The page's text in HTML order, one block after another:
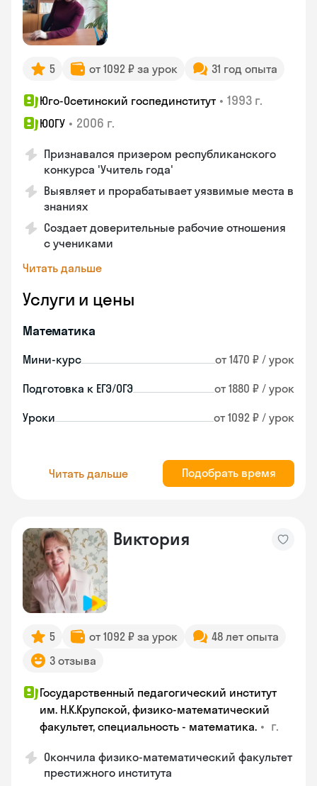
5 от 1092 ₽ за урок 31 год опыта
Юго-Осетинский госпединститут • 1993 г.
ЮОГУ • 2006 г.
Признавался призером республиканского
конкурса 'Учитель года'
Выявляет и прорабатывает уязвимые места в
знаниях
Создает доверительные рабочие отношения
с учениками
Читать дальше
Услуги и цены
Математика
Мини-курс от 1470 ₽ / урок
Подготовка к ЕГЭ/ОГЭ от 1880 ₽ / урок
Уроки от 1092 ₽ / урок
Читать дальше Подобрать время
Виктория
5 от 1092 ₽ за урок
48 лет опыта
3 отзыва
Государственный педагогический институт
им. Н.К.Крупской, физико-математический
факультет, специальность - математика. • г.
Окончила физико-математический факультет
престижного института